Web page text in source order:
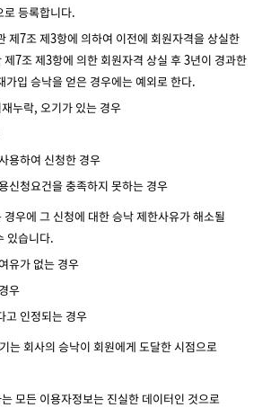
로 등록합니다.
제7조 제3항에 의하여 이전에 회원자격을 상실한
제7조 제3항에 의한 회원자격 상실 후 3년이 경과한
가입 승낙을 얻은 경우에는 예외로 한다.
누락, 오기가 있는 경우
용하여 신청한 경우
신청요건을 충족하지 못하는 경우
우에 그 신청에 대한 승낙 제한사유가 해소될
있습니다.
유가 없는 경우
우
고 인정되는 경우
는 회사의 승낙이 회원에게 도달한 시점으로
모든 이용자정보는 진실한 데이터인 것으로